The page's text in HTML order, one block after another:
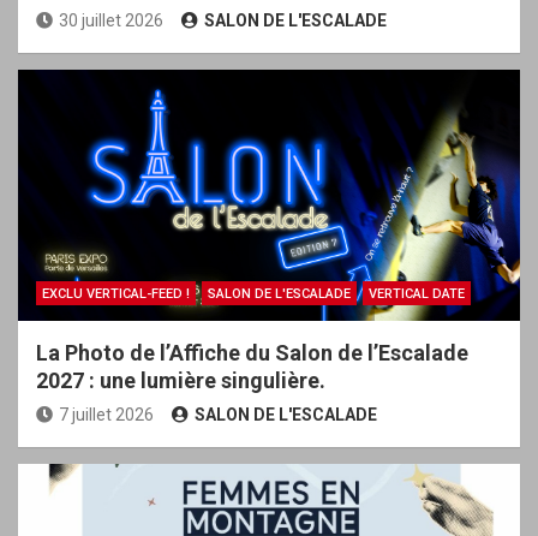
30 juillet 2026 SALON DE L'ESCALADE
EXCLU VERTICAL-FEED ! SALON DE L'ESCALADE VERTICAL DATE
La Photo de l’Affiche du Salon de l’Escalade
2027 : une lumière singulière.
7 juillet 2026 SALON DE L'ESCALADE